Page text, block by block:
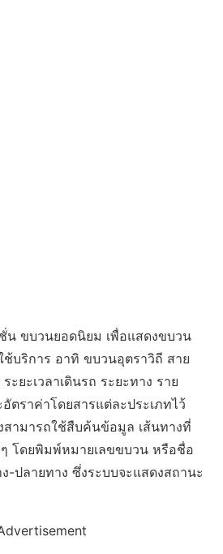
น ขบวนยอดนิยม เพื่อแสดงขบวน
บริการ อาทิ ขบวนอุตราวิถี สาย
ะยะเวลาเดินรถ ระยะทาง ราย
ตราค่าโดยสารแต่ละประเภทไว้
สามารถใช้สืบค้นข้อมูล เส้นทางที่
ๆ โดยพิมพ์หมายเลขขบวน หรือชื่อ
-ปลายทาง ซึ่งระบบจะแสดงสถานะ